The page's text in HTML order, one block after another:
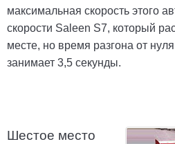
максимальная скорость этого
скорости Saleen S7, который
месте, но время разгона от
занимает 3,5 секунды.
Шестое место